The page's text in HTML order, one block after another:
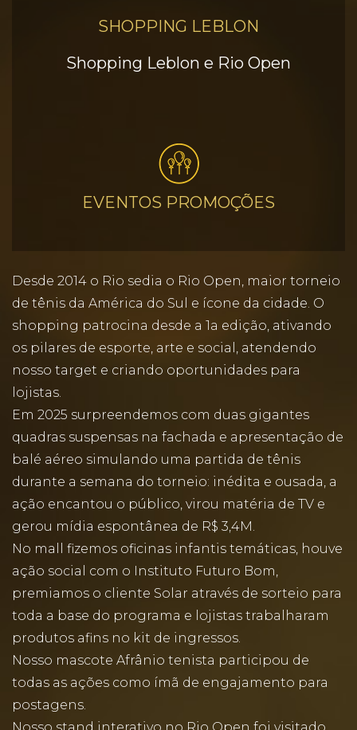
SHOPPING LEBLON
Shopping Leblon e Rio Open
EVENTOS PROMOÇÕES
Desde 2014 o Rio sedia o Rio Open, maior torneio
de tênis da América do Sul e ícone da cidade. O
shopping patrocina desde a 1a edição, ativando
os pilares de esporte, arte e social, atendendo
nosso target e criando oportunidades para
lojistas.
Em 2025 surpreendemos com duas gigantes
quadras suspensas na fachada e apresentação de
balé aéreo simulando uma partida de tênis
durante a semana do torneio: inédita e ousada, a
ação encantou o público, virou matéria de TV e
gerou mídia espontânea de R$ 3,4M.
No mall fizemos oficinas infantis temáticas, houve
ação social com o Instituto Futuro Bom,
premiamos o cliente Solar através de sorteio para
toda a base do programa e lojistas trabalharam
produtos afins no kit de ingressos.
Nosso mascote Afrânio tenista participou de
todas as ações como ímã de engajamento para
postagens.